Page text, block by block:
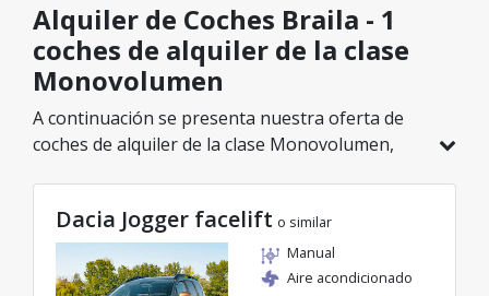
Alquiler de Coches Braila - 1
coches de alquiler de la clase
Monovolumen
A continuación se presenta nuestra oferta de
coches de alquiler de la clase Monovolumen,
de la categoría seleccionada, con tarifas
excelentes desde solo 83€/día.
Dacia Jogger facelift o similar
Manual
Aire acondicionado